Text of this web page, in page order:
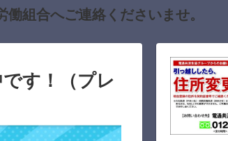
組合へご連絡くださいませ。
す！（プレ